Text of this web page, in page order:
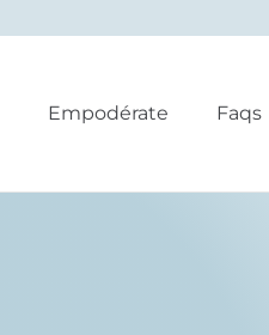
Empodérate Faqs